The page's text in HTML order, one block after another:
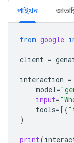
পাইথন
from google
client =
interaction =
model=
input=
tools=[{
)
print(